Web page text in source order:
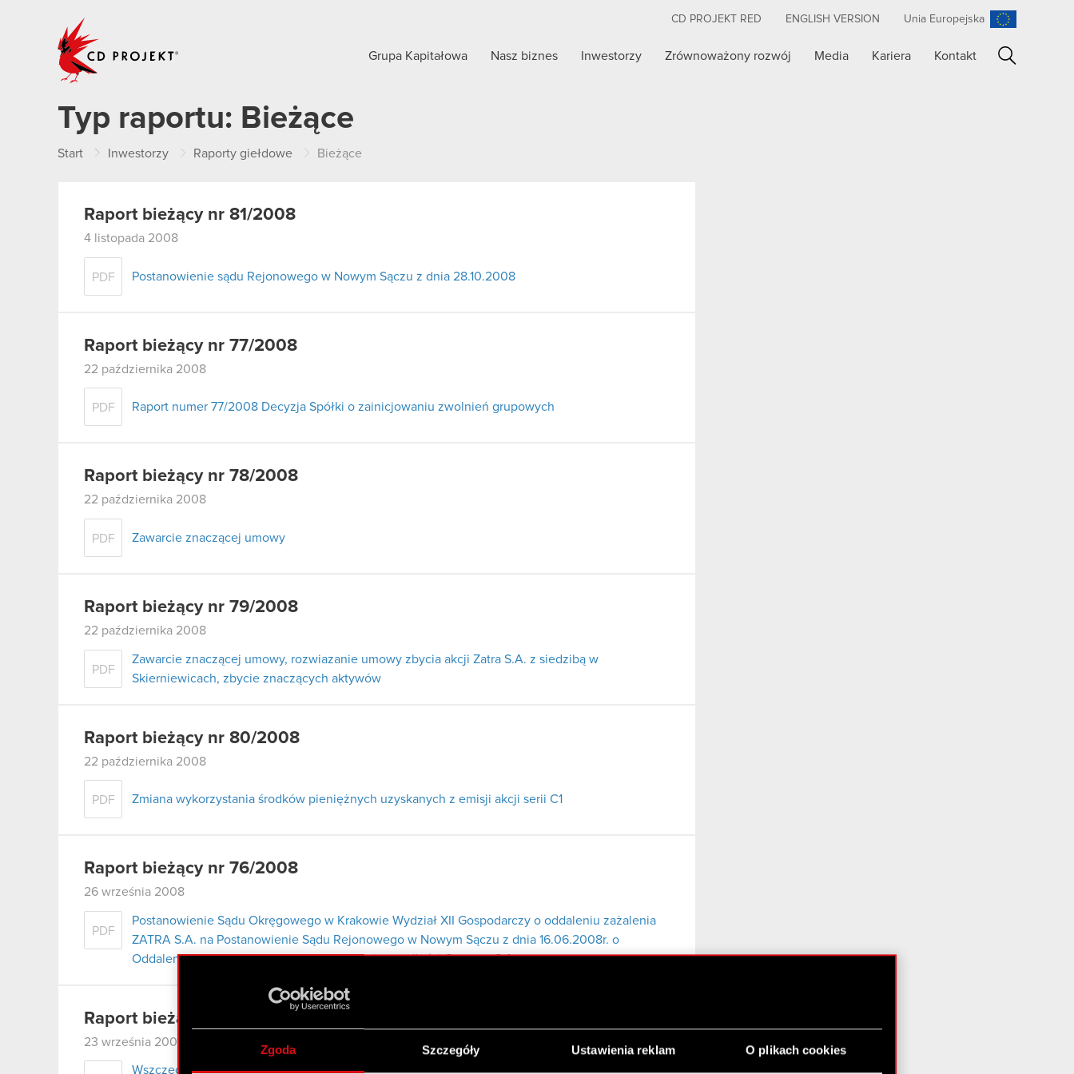
Zgoda Szczegóły Ustawienia reklam O plikach cookies
CD PROJEKT RED ENGLISH VERSION Unia Europejska
Grupa Kapitałowa Nasz biznes Inwestorzy Zrównoważony rozwój Media Kariera Kontakt
Typ raportu: Bieżące
Start Inwestorzy Raporty giełdowe Bieżące
Raport bieżący nr 81/2008
4 listopada 2008
PDF Postanowienie sądu Rejonowego w Nowym Sączu z dnia 28.10.2008
Raport bieżący nr 77/2008
22 października 2008
PDF Raport numer 77/2008 Decyzja Spółki o zainicjowaniu zwolnień grupowych
Raport bieżący nr 78/2008
22 października 2008
PDF Zawarcie znaczącej umowy
Raport bieżący nr 79/2008
22 października 2008
PDF
Zawarcie znaczącej umowy, rozwiazanie umowy zbycia akcji Zatra S.A. z siedzibą w
Skierniewicach, zbycie znaczących aktywów
Raport bieżący nr 80/2008
22 października 2008
PDF Zmiana wykorzystania środków pieniężnych uzyskanych z emisji akcji serii C1
Raport bieżący nr 76/2008
26 września 2008
PDF
Postanowienie Sądu Okręgowego w Krakowie Wydział XII Gospodarczy o oddaleniu zażalenia
ZATRA S.A. na Postanowienie Sądu Rejonowego w Nowym Sączu z dnia 16.06.2008r. o
Oddaleniu wniosku ZATRA S.A. o ogłoszenie upadłości Optimus S.A.
Raport bieżący nr 75/2008
23 września 2008
Wszczęcie postępowania sądowego z wniosku Michała Dębskiego w sprawie ogłoszenia